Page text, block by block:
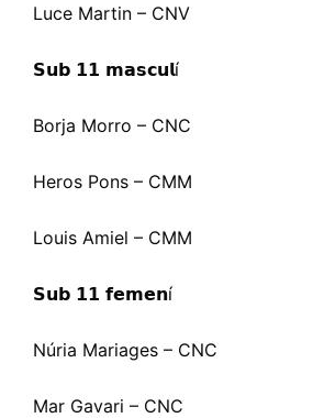
Luce Martin – CNV
𝗦𝘂𝗯 𝟭𝟭 𝗺𝗮𝘀𝗰𝘂𝗹í
Borja Morro – CNC
Heros Pons – CMM
Louis Amiel – CMM
𝗦𝘂𝗯 𝟭𝟭 𝗳𝗲𝗺𝗲𝗻í
Núria Mariages – CNC
Mar Gavari – CNC